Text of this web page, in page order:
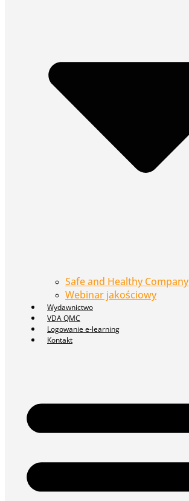
Safe and Healthy Company
Webinar jakościowy
Wydawnictwo
VDA QMC
Logowanie e-learning
Kontakt